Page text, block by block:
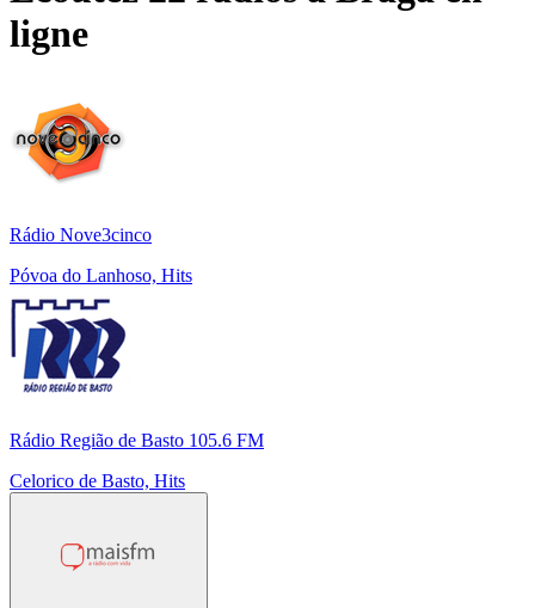
ligne
Rádio Nove3cinco
Póvoa do Lanhoso, Hits
Rádio Região de Basto 105.6 FM
Celorico de Basto, Hits